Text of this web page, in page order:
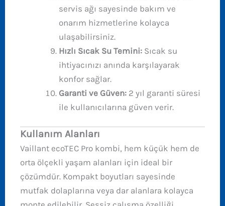
servis ağı sayesinde bakım ve
onarım hizmetlerine kolayca
ulaşabilirsiniz.
Hızlı Sıcak Su Temini:Sıcak su
ihtiyacınızı anında karşılayarak
konfor sağlar.
Garanti ve Güven:2 yıl garanti süresi
ile kullanıcılarına güven verir.
Kullanım Alanları
Vaillant ecoTEC Pro kombi, hem küçük hem de
orta ölçekli yaşam alanları için ideal bir
çözümdür. Kompakt boyutları sayesinde
mutfak dolaplarına veya dar alanlara kolayca